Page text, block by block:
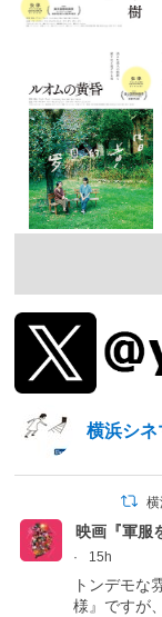
横浜シネ
映画『軍服
·
15h
トンデモな
様』ですが